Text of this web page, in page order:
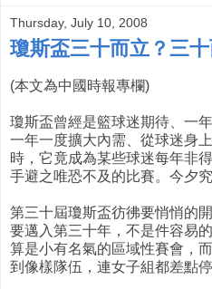
Thursday, July 10, 2008
瓊斯盃三十而立？三十
(本文為中國時報專欄)
瓊斯盃曾經是籃球迷期待、一
一年一度擴大內需、從球迷身
時，它竟成為某些球迷每年非
手避之唯恐不及的比賽。今夕
第三十屆瓊斯盃彷彿要悄悄的
要邁入第三十年，不是件容易
算是小有名氣的區域性賽會，
到像樣隊伍，連女子組都差點